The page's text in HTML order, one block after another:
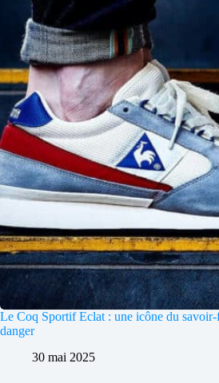
Le Coq Sportif Eclat : une icône du savoir-
danger
30 mai 2025